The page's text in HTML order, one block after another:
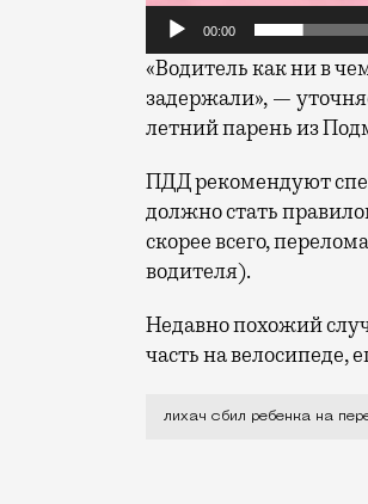
00:00
«Водитель как ни в
задержали», —
летний парень из
ПДД рекомендуют
должно стать
скорее всего,
водителя).
Недавно похожий
часть на велосипеде,
Мальчик был на
лихач сбил ребенка на